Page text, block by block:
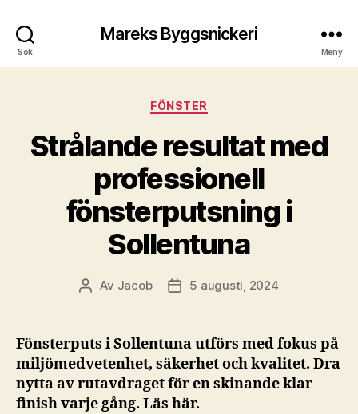
Sök
Mareks Byggsnickeri
Meny
Kategorier
FÖNSTER
Strålande resultat med
professionell
fönsterputsning i
Sollentuna
Inläggsförfattare
Av Jacob Inläggsdatum
5 augusti, 2024
Fönsterputs i Sollentuna utförs med fokus på
miljömedvetenhet, säkerhet och kvalitet. Dra
nytta av rutavdraget för en skinande klar
finish varje gång. Läs här.